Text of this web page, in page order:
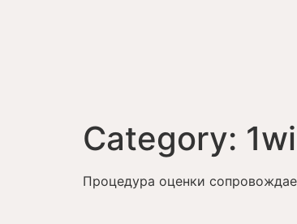
Category:
Процедура оценки